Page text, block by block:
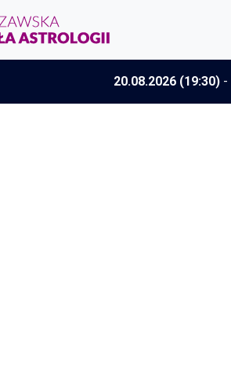
20.08.2026 (19:30) -